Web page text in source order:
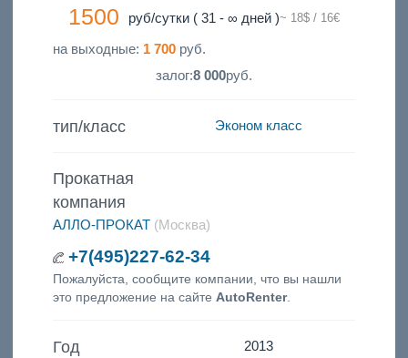
1500 руб/сутки ( 31 - ∞ дней )~ 18$ / 16€
на выходные: 1 700руб.
залог:8 000руб.
тип/класс Эконом класс
Прокатная
компания
АЛЛО-ПРОКАТ(Москва)
+7(495)227-62-34
Пожалуйста, сообщите компании, что вы нашли
это предложение на сайте AutoRenter.
Год
2013